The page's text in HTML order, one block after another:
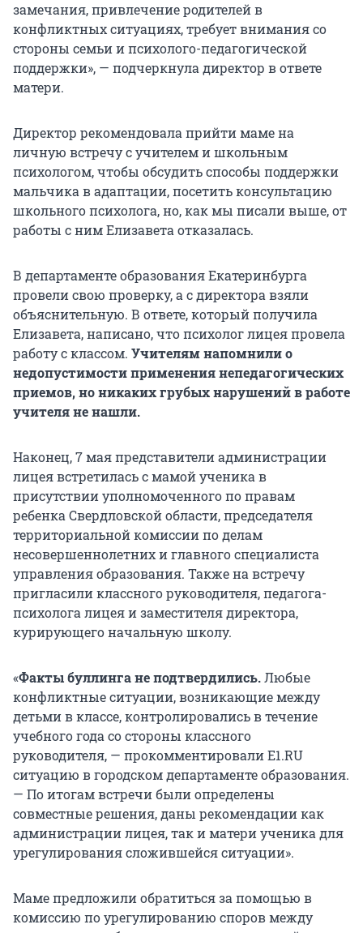
замечания, привлечение родителей в
конфликтных ситуациях, требует внимания со
стороны семьи и психолого-педагогической
поддержки», — подчеркнула директор в ответе
матери.
Директор рекомендовала прийти маме на
личную встречу с учителем и школьным
психологом, чтобы обсудить способы поддержки
мальчика в адаптации, посетить консультацию
школьного психолога, но, как мы писали выше, от
работы с ним Елизавета отказалась.
В департаменте образования Екатеринбурга
провели свою проверку, а с директора взяли
объяснительную. В ответе, который получила
Елизавета, написано, что психолог лицея провела
работу с классом. Учителям напомнили о
недопустимости применения непедагогических
приемов, но никаких грубых нарушений в работе
учителя не нашли.
Наконец, 7 мая представители администрации
лицея встретилась с мамой ученика в
присутствии уполномоченного по правам
ребенка Свердловской области, председателя
территориальной комиссии по делам
несовершеннолетних и главного специалиста
управления образования. Также на встречу
пригласили классного руководителя, педагога-
психолога лицея и заместителя директора,
курирующего начальную школу.
«Факты буллинга не подтвердились.Любые
конфликтные ситуации, возникающие между
детьми в классе, контролировались в течение
учебного года со стороны классного
руководителя, — прокомментировали E1.RU
ситуацию в городском департаменте образования.
— По итогам встречи были определены
совместные решения, даны рекомендации как
администрации лицея, так и матери ученика для
урегулирования сложившейся ситуации».
Маме предложили обратиться за помощью в
комиссию по урегулированию споров между